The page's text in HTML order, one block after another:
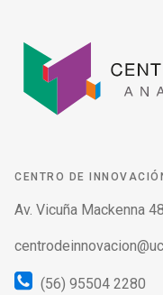
CENTRO DE
Av. Vicuña Mackenna
(56) 95504 2280